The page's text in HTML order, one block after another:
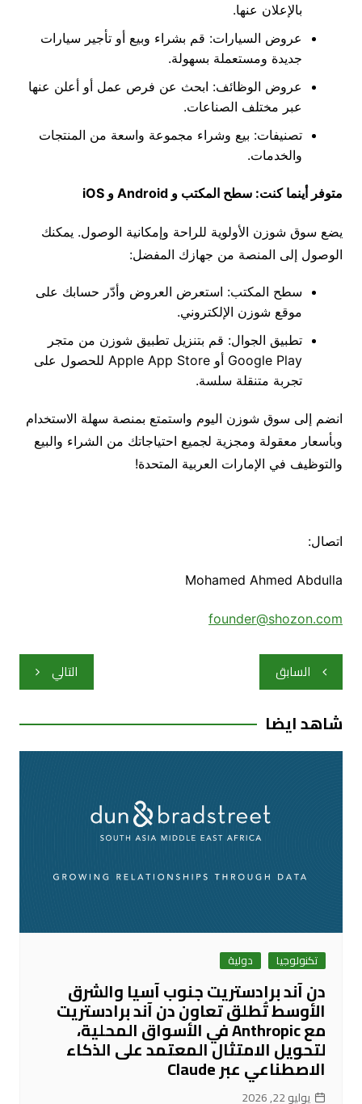
بالإعلان عنها.
عروض السيارات: قم بشراء وبيع أو تأجير سيارات
جديدة ومستعملة بسهولة.
عروض الوظائف: ابحث عن فرص عمل أو أعلن عنها
عبر مختلف الصناعات.
تصنيفات: بيع وشراء مجموعة واسعة من المنتجات
والخدمات.
متوفر أينما كنت: سطح المكتب و Android و iOS
يضع سوق شوزن الأولوية للراحة وإمكانية الوصول. يمكنك
الوصول إلى المنصة من جهازك المفضل:
سطح المكتب: استعرض العروض وأدّر حسابك على
موقع شوزن الإلكتروني.
تطبيق الجوال: قم بتنزيل تطبيق شوزن من متجر
Google Play أو Apple App Store للحصول على
تجربة متنقلة سلسة.
انضم إلى سوق شوزن اليوم واستمتع بمنصة سهلة الاستخدام
وبأسعار معقولة ومجزية لجميع احتياجاتك من الشراء والبيع
والتوظيف في الإمارات العربية المتحدة!
اتصال:
Mohamed Ahmed Abdulla
founder@shozon.com
تصفّح
المقالات
السابق التالي
شاهد ايضا
تكنولوجيا دولية
دن آند برادستريت جنوب آسيا والشرق
الأوسط تُطلق تعاون دن آند برادستريت
مع Anthropic في الأسواق المحلية،
لتحويل الامتثال المعتمد على الذكاء
الاصطناعي عبر Claude
يوليو 22, 2026